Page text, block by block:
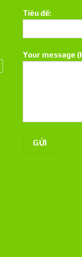
Tiêu đề:
Your message